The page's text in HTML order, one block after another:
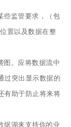
些监管要求，（包
置以及数据在整
图。应将数据流中
过突出显示数据的
有助于防止将来将
据湖来支持你的业